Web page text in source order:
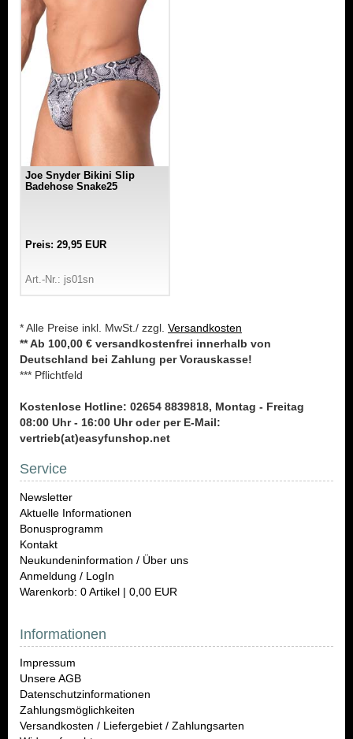
Joe Snyder Bikini Slip
Badehose Snake25
Preis: 29,95 EUR
Art.-Nr.: js01sn
* Alle Preise inkl. MwSt./ zzgl. Versandkosten
** Ab 100,00 € versandkostenfrei innerhalb von
Deutschland bei Zahlung per Vorauskasse!
*** Pflichtfeld
Kostenlose Hotline: 02654 8839818, Montag - Freitag
08:00 Uhr - 16:00 Uhr oder per E-Mail:
vertrieb(at)easyfunshop.net
Service
Newsletter
Aktuelle Informationen
Bonusprogramm
Kontakt
Neukundeninformation / Über uns
Anmeldung / LogIn
Warenkorb: 0 Artikel | 0,00 EUR
Informationen
Impressum
Unsere AGB
Datenschutzinformationen
Zahlungsmöglichkeiten
Versandkosten / Liefergebiet / Zahlungsarten